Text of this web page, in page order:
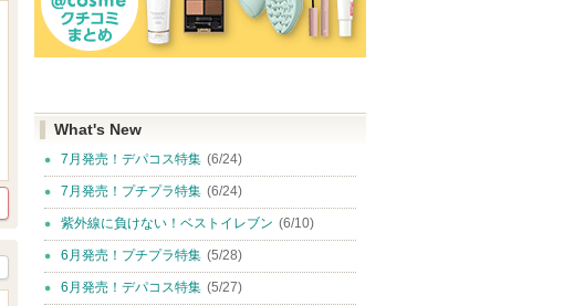
What's New
7月発売！デパコス特集 (6/24)
7月発売！プチプラ特集 (6/24)
紫外線に負けない！ベストイレブン (6/10)
6月発売！プチプラ特集 (5/28)
6月発売！デパコス特集 (5/27)